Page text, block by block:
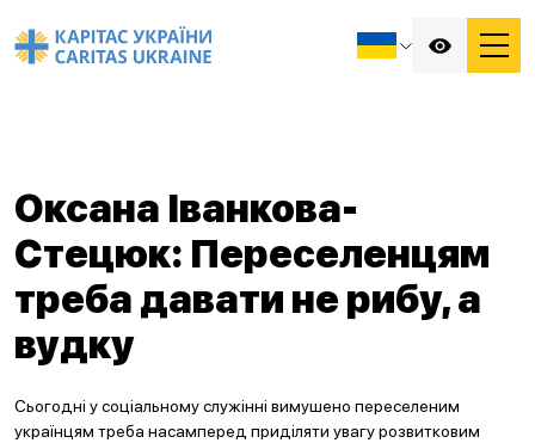
Оксана Іванкова-
Стецюк: Переселенцям
треба давати не рибу, а
вудку
Сьогодні у соціальному служінні вимушено переселеним
українцям треба насамперед приділяти увагу розвитковим